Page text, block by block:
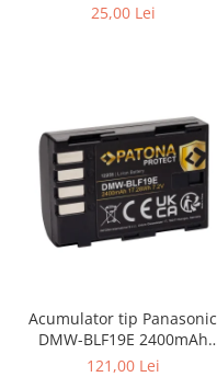
25,00 Lei
Acumulator tip Panasonic
DMW-BLF19E 2400mAh
Patona Protect
121,00 Lei